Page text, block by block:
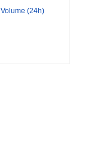
Volume (24h)